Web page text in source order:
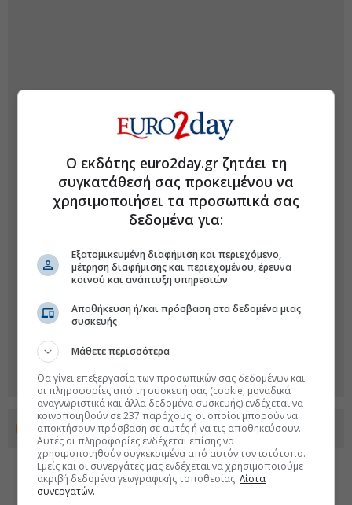
Προσθέστε το euro2day.gr στο Discover
Ο εκδότης euro2day.gr ζητάει τη
συγκατάθεσή σας προκειμένου να
χρησιμοποιήσει τα προσωπικά σας
δεδομένα για:
Εξατομικευμένη διαφήμιση και περιεχόμενο,
μέτρηση διαφήμισης και περιεχομένου, έρευνα
κοινού και ανάπτυξη υπηρεσιών
Αποθήκευση ή/και πρόσβαση στα δεδομένα μιας
συσκευής
Μάθετε περισσότερα
Θα γίνει επεξεργασία των προσωπικών σας δεδομένων και
οι πληροφορίες από τη συσκευή σας (cookie, μοναδικά
αναγνωριστικά και άλλα δεδομένα συσκευής) ενδέχεται να
κοινοποιηθούν σε 237 παρόχους, οι οποίοι μπορούν να
αποκτήσουν πρόσβαση σε αυτές ή να τις αποθηκεύσουν.
Αυτές οι πληροφορίες ενδέχεται επίσης να
χρησιμοποιηθούν συγκεκριμένα από αυτόν τον ιστότοπο.
Εμείς και οι συνεργάτες μας ενδέχεται να χρησιμοποιούμε
ακριβή δεδομένα γεωγραφικής τοποθεσίας.Λίστα
συνεργατών.